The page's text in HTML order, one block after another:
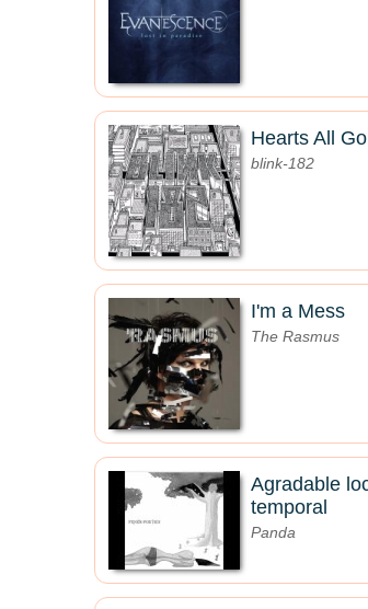
Hearts All
blink-182
I'm a Mess
The Rasmus
Agradable
temporal
Panda